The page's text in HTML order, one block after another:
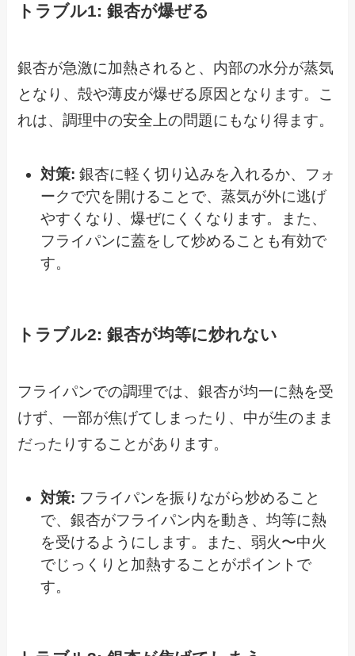
トラブル1: 銀杏が爆ぜる
銀杏が急激に加熱されると、内部の水分が蒸気
となり、殻や薄皮が爆ぜる原因となります。こ
れは、調理中の安全上の問題にもなり得ます。
対策: 銀杏に軽く切り込みを入れるか、フォ
ークで穴を開けることで、蒸気が外に逃げ
やすくなり、爆ぜにくくなります。また、
フライパンに蓋をして炒めることも有効で
す。
トラブル2: 銀杏が均等に炒れない
フライパンでの調理では、銀杏が均一に熱を受
けず、一部が焦げてしまったり、中が生のまま
だったりすることがあります。
対策: フライパンを振りながら炒めること
で、銀杏がフライパン内を動き、均等に熱
を受けるようにします。また、弱火〜中火
でじっくりと加熱することがポイントで
す。